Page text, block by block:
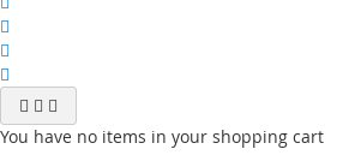
You have no items in your shopping cart